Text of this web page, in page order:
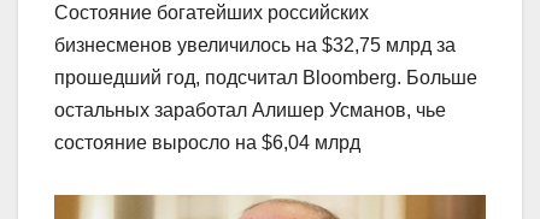
Состояние богатейших российских
бизнесменов увеличилось на $32,75 млрд за
прошедший год, подсчитал Bloomberg. Больше
остальных заработал Алишер Усманов, чье
состояние выросло на $6,04 млрд